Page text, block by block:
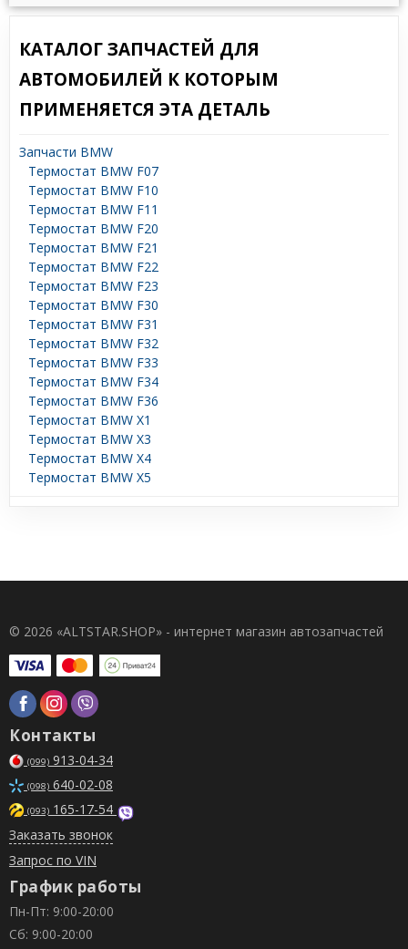
КАТАЛОГ ЗАПЧАСТЕЙ ДЛЯ
АВТОМОБИЛЕЙ К КОТОРЫМ
ПРИМЕНЯЕТСЯ ЭТА ДЕТАЛЬ
Запчасти BMW
Термостат BMW F07
Термостат BMW F10
Термостат BMW F11
Термостат BMW F20
Термостат BMW F21
Термостат BMW F22
Термостат BMW F23
Термостат BMW F30
Термостат BMW F31
Термостат BMW F32
Термостат BMW F33
Термостат BMW F34
Термостат BMW F36
Термостат BMW X1
Термостат BMW X3
Термостат BMW X4
Термостат BMW X5
© 2026 «ALTSTAR.SHOP» - интернет магазин автозапчастей
Контакты
(099) 913-04-34
(098) 640-02-08
(093) 165-17-54
Заказать звонок
Запрос по VIN
График работы
Пн-Пт: 9:00-20:00
Сб: 9:00-20:00